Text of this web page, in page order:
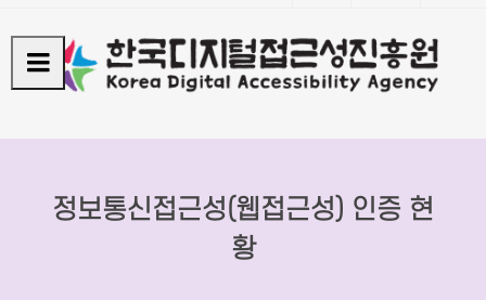
정보통신접근성(웹접근성) 인증 현
황